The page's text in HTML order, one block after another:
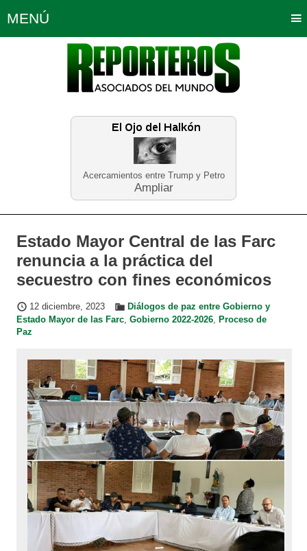
Acercamientos entre Trump y Petro
Ampliar
MENÚ
Política Opinión Bogotá
Planeta Tierra Deportes
Educación Neira
Estado Mayor Central de las Farc
renuncia a la práctica del
secuestro con fines económicos
12 diciembre, 2023
Diálogos de paz entre Gobierno y
Estado Mayor de las Farc, Gobierno 2022-2026, Proceso de
Paz